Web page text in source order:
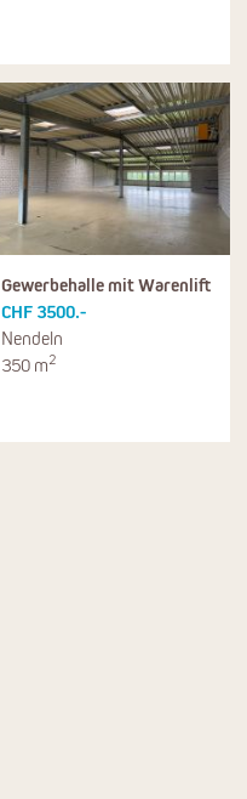
Gewerbehalle mit Warenlift
CHF 3500.-
Nendeln
350 m2